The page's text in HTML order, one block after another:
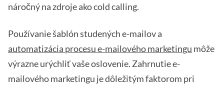
náročný na zdroje ako cold calling.
Používanie šablón studených e-mailov a
automatizácia procesu e-mailového marketingu môže
výrazne urýchliť vaše oslovenie. Zahrnutie e-
mailového marketingu je dôležitým faktorom pri